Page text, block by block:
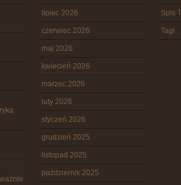
lipiec 2026
czerwiec 2026
maj 2026
kwiecień 2026
marzec 2026
luty 2026
styczeń 2026
grudzień 2025
listopad 2025
październik 2025
Spis
Tagi